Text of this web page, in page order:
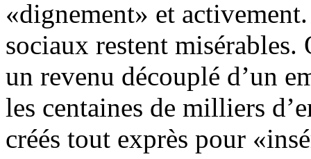
«dignement» et
sociaux restent misérables.
un revenu découplé d’un
les centaines de milliers
créés tout exprès pour